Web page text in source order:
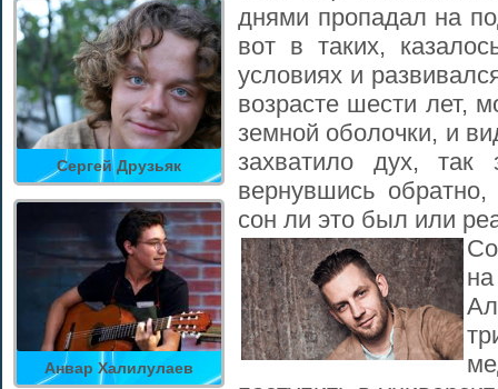
Сергей Друзьяк
Анвар Халилулаев
днями пропадал на
вот в таких,
условиях и
возрасте шести лет,
земной оболочки, и
захватило дух, так
вернувшись
сон ли это был или